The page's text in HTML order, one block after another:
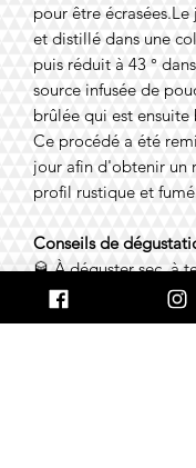
pour être
et distillé dans une
puis réduit à 43 °
source infusée de
brûlée qui est
Ce procédé a été
jour afin d'obtenir un
profil rustique et
Conseils de
🥃 À déguster sec, à
ambiante,
d’eau.